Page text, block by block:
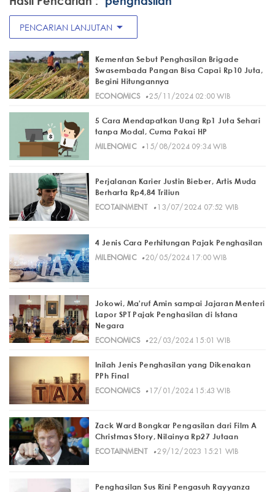
PENCARIAN LANJUTAN arrow_drop_down
Kementan Sebut Penghasilan Brigade
Swasembada Pangan Bisa Capai Rp10 Juta,
Begini Hitungannya
ECONOMICS· 25/11/2024 02:00 WIB
5 Cara Mendapatkan Uang Rp1 Juta Sehari
tanpa Modal, Cuma Pakai HP
MILENOMIC· 15/08/2024 09:34 WIB
Perjalanan Karier Justin Bieber, Artis Muda
Berharta Rp4,84 Triliun
ECOTAINMENT
· 13/07/2024 07:52 WIB
4 Jenis Cara Perhitungan Pajak Penghasilan
MILENOMIC· 20/05/2024 17:00 WIB
Jokowi, Ma'ruf Amin sampai Jajaran Menteri
Lapor SPT Pajak Penghasilan di Istana
Negara
ECONOMICS· 22/03/2024 15:01 WIB
Inilah Jenis Penghasilan yang Dikenakan
PPh Final
ECONOMICS· 17/01/2024 15:43 WIB
Zack Ward Bongkar Pengasilan dari Film A
Christmas Story, Nilainya Rp27 Jutaan
ECOTAINMENT
· 29/12/2023 15:21 WIB
Penghasilan Sus Rini Pengasuh Rayyanza